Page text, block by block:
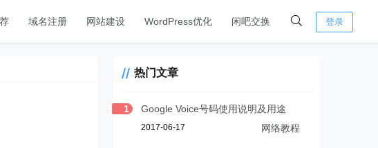
域名注册 网站建设 WordPress优化 闲吧交换 登录
热门文章
1 Google Voice号码使用说明及用途
2017-06-17 网络教程